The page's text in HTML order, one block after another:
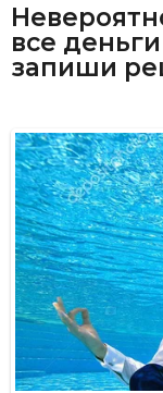
все
запиши